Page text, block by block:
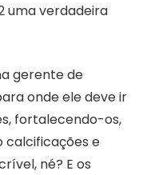
uma verdadeira
gerente de
onde ele deve ir
fortalecendo-os,
calcificações e
né? E os